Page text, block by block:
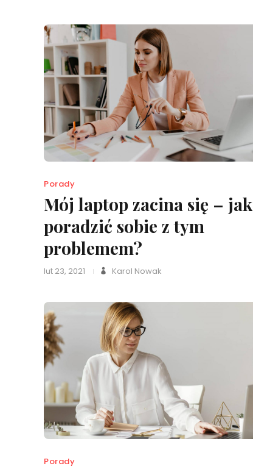
Porady
Mój laptop zacina się – jak
poradzić sobie z tym
problemem?
lut 23, 2021 Karol Nowak
Porady